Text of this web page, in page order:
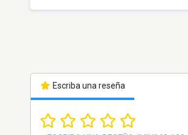
Escriba una reseña